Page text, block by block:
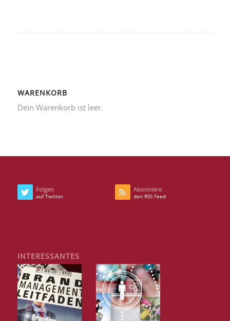
WARENKORB
Dein Warenkorb ist leer.
Folgen
auf Twitter
Abonniere
den RSS Feed
INTERESSANTES